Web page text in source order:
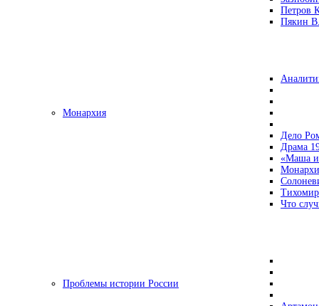
Петров
Пякин
Монархия
Дело
Драма
«Маша и
Что
Проблемы истории России